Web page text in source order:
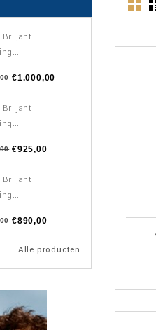
Briljant
€1.000,00
Briljant
€925,00
Briljant
€890,00
Alle producten